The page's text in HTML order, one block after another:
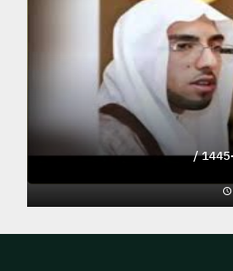
عاشوراء 1445هـ
عاشوراء يوم الفرقان / 11-1-1445 /
10189